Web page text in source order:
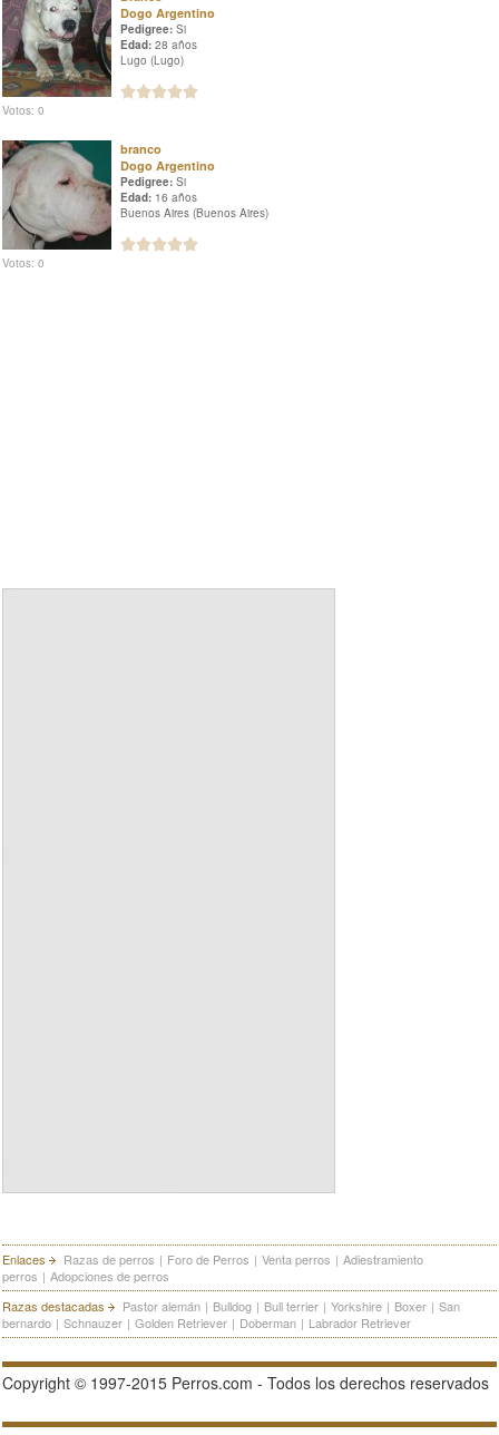
Dogo Argentino
Pedigree: Si
Edad: 28 años
Lugo (Lugo)
Votos: 0
branco
Dogo Argentino
Pedigree: Si
Edad: 16 años
Buenos Aires (Buenos Aires)
Votos: 0
Enlaces Razas de perros | Foro de Perros | Venta perros | Adiestramiento
perros | Adopciones de perros
Razas destacadas
Pastor alemán | Bulldog | Bull terrier | Yorkshire | Boxer | San
bernardo | Schnauzer | Golden Retriever | Doberman | Labrador Retriever
Copyright © 1997-2015 Perros.com - Todos los derechos reservados